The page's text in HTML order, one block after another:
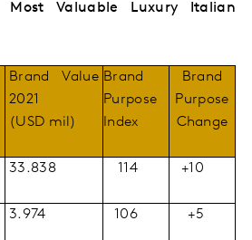
Most Valuable Luxury Italian
Brand Value
2021
(USD mil)
Brand
Purpose
Index
Brand
Purpose
Change
33.838 114 +10
3.974 106 +5